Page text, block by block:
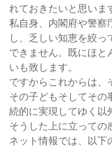
れておきたいと思いま
私自身、内閣府や警察
し、乏しい知恵を絞
できません。既にほと
いも致します。
ですからこれからは、
その子どもそしてその
続的に実現してゆく以
そうした上に立っての
ネット情報では、以下